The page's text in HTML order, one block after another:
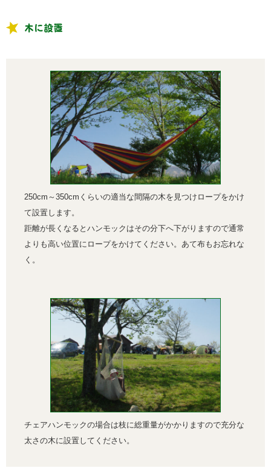
木に設置
250cm～350cmくらいの適当な間隔の木を見つけロープをかけ
て設置します。
距離が長くなるとハンモックはその分下へ下がりますので通常
よりも高い位置にロープをかけてください。あて布もお忘れな
く。
チェアハンモックの場合は枝に総重量がかかりますので充分な
太さの木に設置してください。